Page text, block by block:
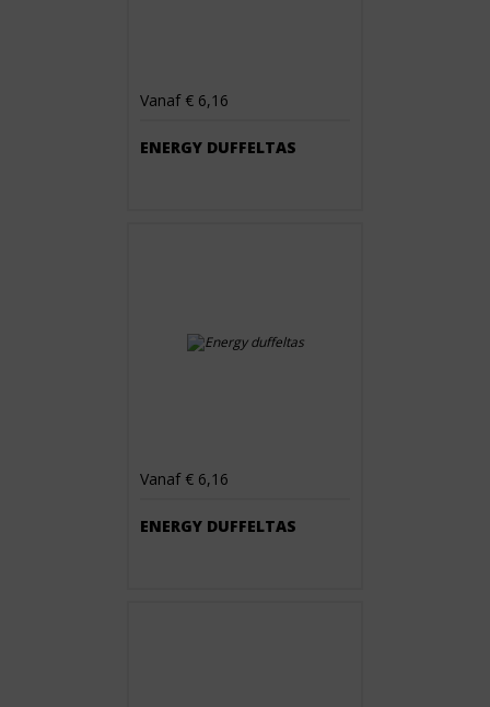
Vanaf € 6,16
ENERGY DUFFELTAS
Vanaf € 6,16
ENERGY DUFFELTAS